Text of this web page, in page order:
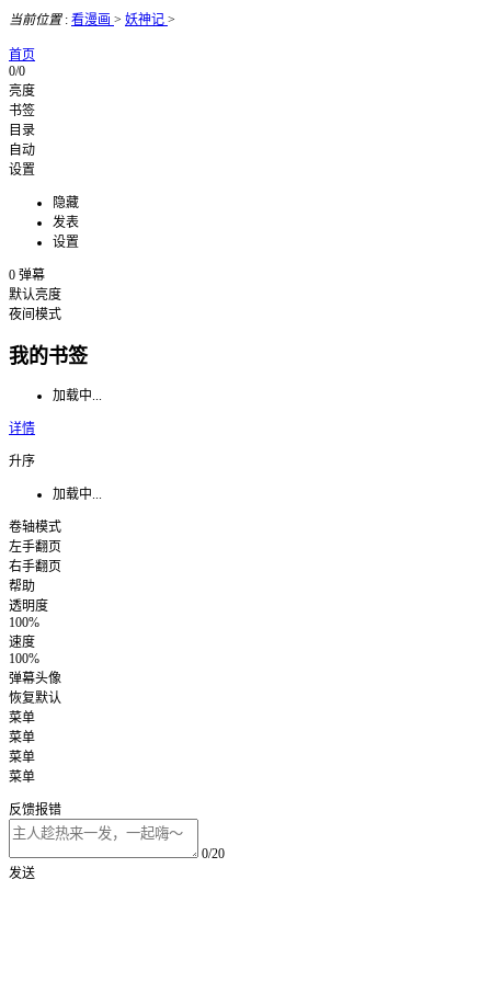
当前位置: 看漫画 > 妖神记 >
首页
0/0
亮度
书签
目录
自动
设置
隐藏
发表
设置
0 弹幕
默认亮度
夜间模式
我的书签
加载中...
详情
升序
加载中...
卷轴模式
左手翻页
右手翻页
帮助
透明度
100%
速度
100%
弹幕头像
恢复默认
菜单
菜单
菜单
菜单
反馈报错
0/20
发送